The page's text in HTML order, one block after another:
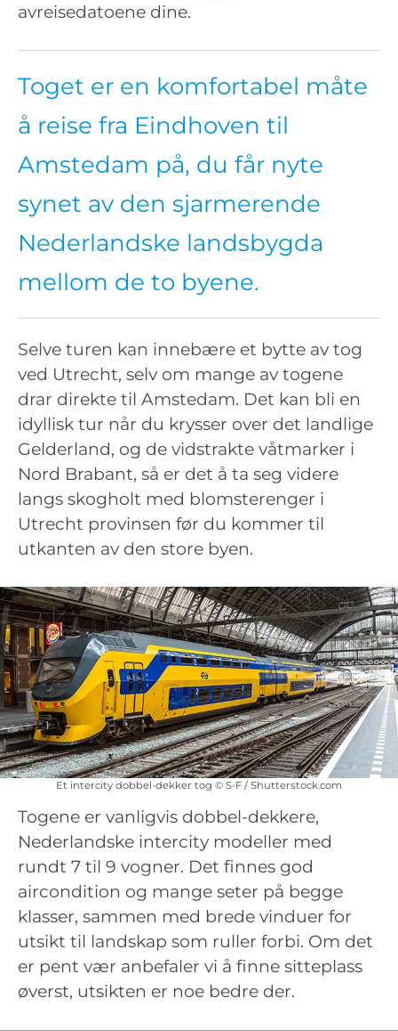
avreisedatoene dine.
Toget er en komfortabel måte
å reise fra Eindhoven til
Amstedam på, du får nyte
synet av den sjarmerende
Nederlandske landsbygda
mellom de to byene.
Selve turen kan innebære et bytte av tog
ved Utrecht, selv om mange av togene
drar direkte til Amstedam. Det kan bli en
idyllisk tur når du krysser over det landlige
Gelderland, og de vidstrakte våtmarker i
Nord Brabant, så er det å ta seg videre
langs skogholt med blomsterenger i
Utrecht provinsen før du kommer til
utkanten av den store byen.
Et intercity dobbel-dekker tog © S-F / Shutterstock.com
Togene er vanligvis dobbel-dekkere,
Nederlandske intercity modeller med
rundt 7 til 9 vogner. Det finnes god
aircondition og mange seter på begge
klasser, sammen med brede vinduer for
utsikt til landskap som ruller forbi. Om det
er pent vær anbefaler vi å finne sitteplass
øverst, utsikten er noe bedre der.